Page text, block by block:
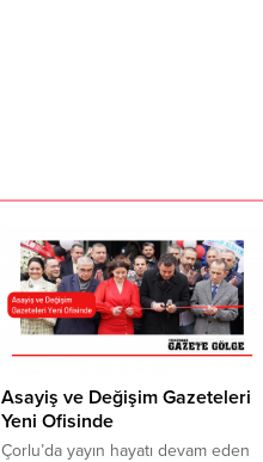
Asayiş ve Değişim Gazeteleri
Yeni Ofisinde
Çorlu’da yayın hayatı devam eden